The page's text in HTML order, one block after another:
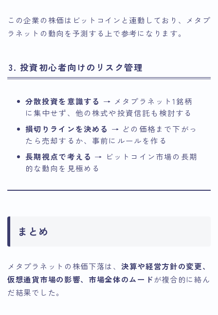
この企業の株価はビットコインと連動しており、メタプ
ラネットの動向を予測する上で参考になります。
3. 投資初心者向けのリスク管理
分散投資を意識する → メタプラネット1銘柄
に集中せず、他の株式や投資信託も検討する
損切りラインを決める → どの価格まで下がっ
たら売却するか、事前にルールを作る
長期視点で考える → ビットコイン市場の長期
的な動向を見極める
まとめ
メタプラネットの株価下落は、 決算や経営方針の変更、
仮想通貨市場の影響、市場全体のムード が複合的に絡ん
だ結果でした。